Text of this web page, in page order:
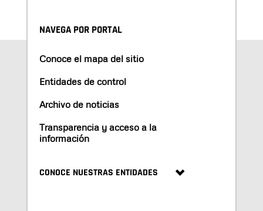
NAVEGA POR PORTAL
Conoce el mapa del sitio
Entidades de control
Archivo de noticias
Transparencia y acceso a la
información
CONOCE NUESTRAS ENTIDADES